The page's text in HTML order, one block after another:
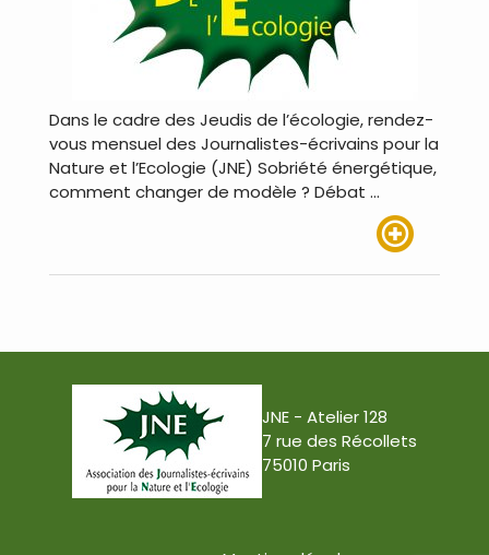
Dans le cadre des Jeudis de l’écologie, rendez-
vous mensuel des Journalistes-écrivains pour la
Nature et l’Ecologie (JNE) Sobriété énergétique,
comment changer de modèle ? Débat …
JNE - Atelier 128
7 rue des Récollets
75010 Paris